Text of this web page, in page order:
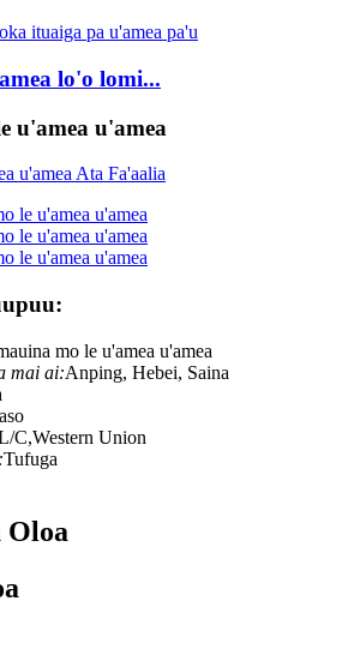
lo'o lomi...
u'amea u'amea
mo le u'amea u'amea
mai ai:Anping, Hebei, Saina
C,Western Union
Tufuga
Oloa